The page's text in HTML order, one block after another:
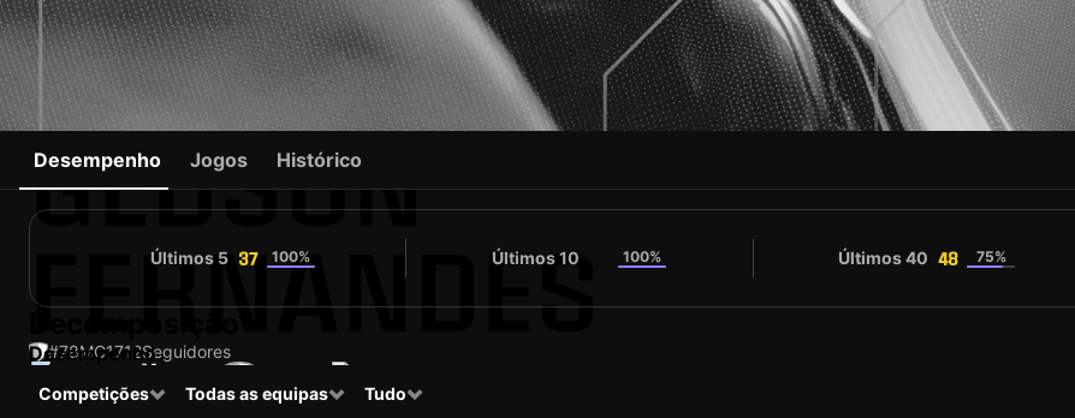
GEDSON
FERNANDES
#78MC1712Seguidores
PRT27 anosMédio Spartak MoskvaContenderNúmero da camisola
Desempenho Jogos Histórico
Últimos 5 37 100% Últimos 10 100% Últimos 40 48 75%
Desempenho
Competições Todas as equipas Tudo